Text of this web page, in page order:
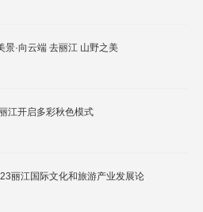
景·向云端 去丽江 山野之美
江开启多彩秋色模式
丽江国际文化和旅游产业发展论